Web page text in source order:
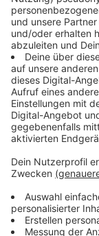
keinen
Grünenthal
und schaffe
investieren zu
Standort
wolle
Medikamente
und
In unserer
Mitarbeiter
und Stolberg
Veröffentlicht: